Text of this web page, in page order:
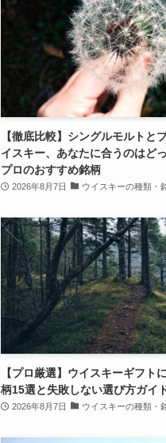
【徹底比較】シングルモルトと
イスキー、あなたに合うのはど
プロのおすすめ銘柄
2026年8月7日 ウイスキーの種類・
【プロ厳選】ウイスキーギフト
柄15選と失敗しない選び方ガイ
2026年8月7日 ウイスキーの種類・